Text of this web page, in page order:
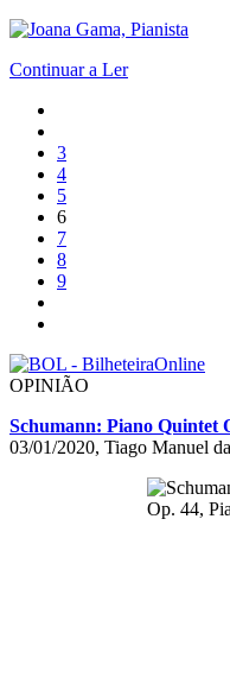
Continuar a Ler
3
4
5
6
7
8
9
OPINIÃO
Schumann: Piano Quintet
03/01/2020, Tiago Manuel